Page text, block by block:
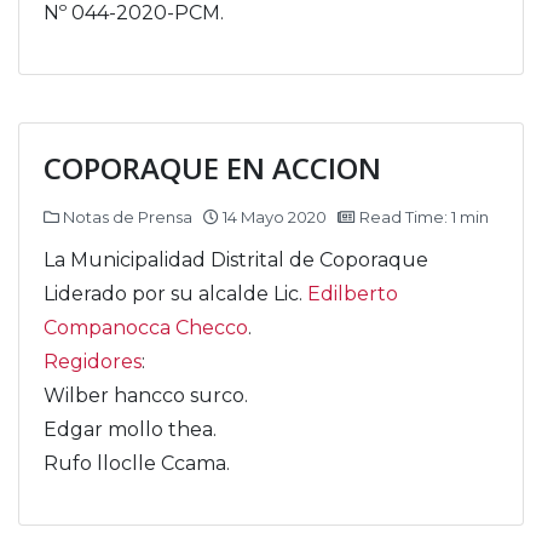
Nº 044-2020-PCM.
COPORAQUE EN ACCION
Notas de Prensa 14 Mayo 2020 Read Time: 1 min
La Municipalidad Distrital de Coporaque
Liderado por su alcalde Lic. Edilberto
Companocca Checco.
Regidores:
Wilber hancco surco.
Edgar mollo thea.
Rufo lloclle Ccama.